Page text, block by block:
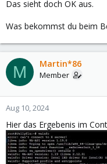
Das sieht doch OK aus.
Was bekommst du beim
M Martin*86
Member
Aug 10, 2024
Hier das Ergebenis im